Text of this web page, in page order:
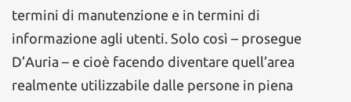
termini di manutenzione e in termini di
informazione agli utenti. Solo così – prosegue
D’Auria – e cioè facendo diventare quell’area
realmente utilizzabile dalle persone in piena